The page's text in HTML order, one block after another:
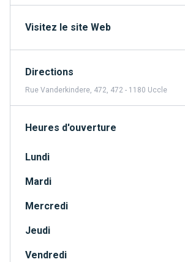
Visitez le site Web
Directions
Rue Vanderkindere, 472, 472 - 1180 Uccle
Heures d'ouverture
Lundi
Mardi
Mercredi
Jeudi
Vendredi